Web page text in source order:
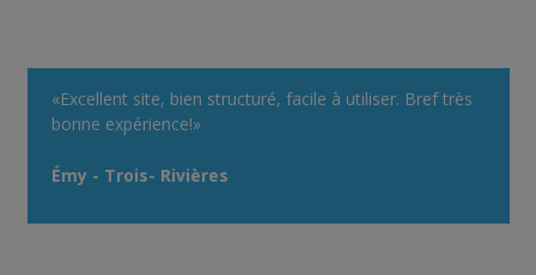
«Excellent site, bien structuré, facile à utiliser. Bref très
bonne expérience!»
Émy - Trois- Rivières